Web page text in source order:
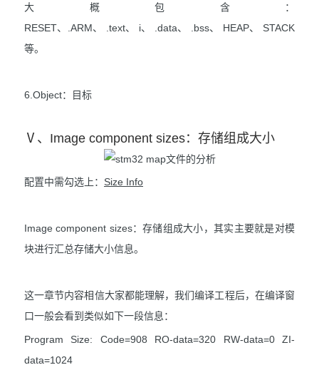
大概包含：
RESET、.ARM、 .text、 i、 .data、 .bss、 HEAP、 STACK
等。
6.Object：目标
Ⅴ、Image component sizes：存储组成大小
配置中需勾选上： Size Info
Image component sizes：存储组成大小，其实主要就是对模
块进行汇总存储大小信息。
这一章节内容相信大家都能理解，我们编译工程后，在编译窗
口一般会看到类似如下一段信息：
Program Size: Code=908 RO-data=320 RW-data=0 ZI-
data=1024